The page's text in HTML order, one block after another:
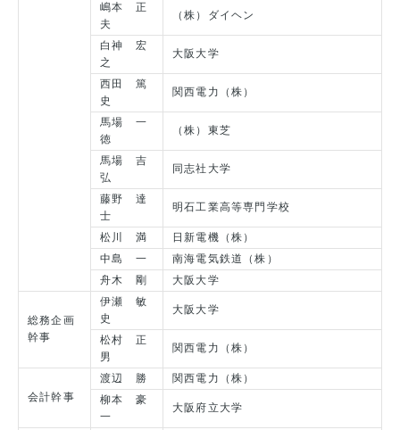
嶋本 正
夫
（株）ダイヘン
白神 宏
之
大阪大学
西田 篤
史
関西電力（株）
馬場 一
徳
（株）東芝
馬場 吉
弘
同志社大学
藤野 達
士
明石工業高等専門学校
松川 満
日新電機（株）
中島 一
南海電気鉄道（株）
舟木 剛
大阪大学
総務企画
幹事
伊瀬 敏
史
大阪大学
松村 正
男
関西電力（株）
会計幹事
渡辺 勝
関西電力（株）
柳本 豪
一
大阪府立大学